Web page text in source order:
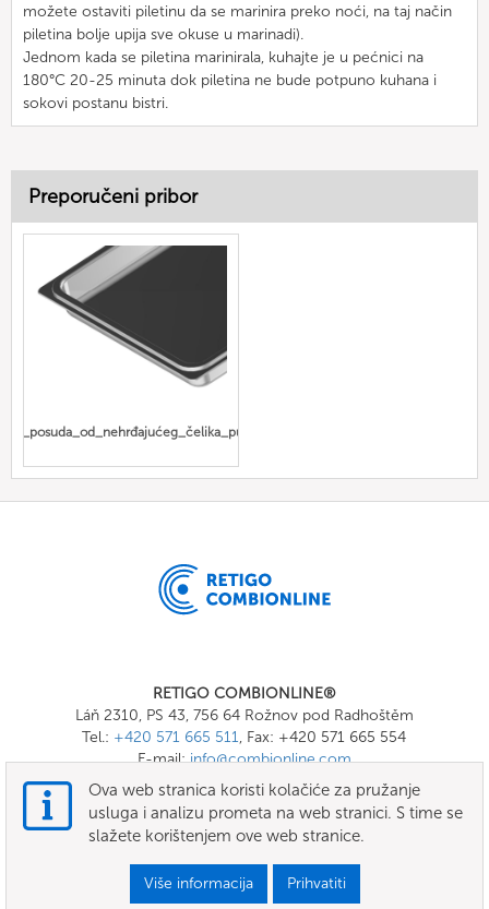
možete ostaviti piletinu da se marinira preko noći, na taj način
piletina bolje upija sve okuse u marinadi).
Jednom kada se piletina marinirala, kuhajte je u pećnici na
180°C 20-25 minuta dok piletina ne bude potpuno kuhana i
sokovi postanu bistri.
Preporučeni pribor
Gn_posuda_od_nehrđajućeg_čelika_puna
RETIGO COMBIONLINE®
Láň 2310, PS 43, 756 64 Rožnov pod Radhoštěm
Tel.: +420 571 665 511, Fax: +420 571 665 554
E-mail:info@combionline.com
OnlineMenu
UVJETI I ODREDBE
Ova web stranica koristi kolačiće za pružanje
usluga i analizu prometa na web stranici. S time se
slažete korištenjem ove web stranice.
Više informacija Prihvatiti